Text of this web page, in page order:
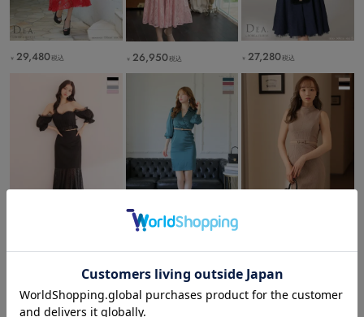
￥ 29,480税込 ￥ 26,950税込 ￥ 27,280税込